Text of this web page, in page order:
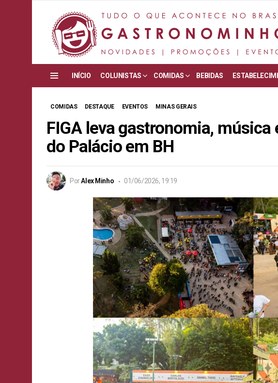
INÍCIO COLUNISTAS COMIDAS BEBIDAS
COMIDAS DESTAQUE EVENTOS MINAS GERAIS
FIGA leva gastronomia, música
do Palácio em BH
PorAlex Minho 01/06/2026, 19:19